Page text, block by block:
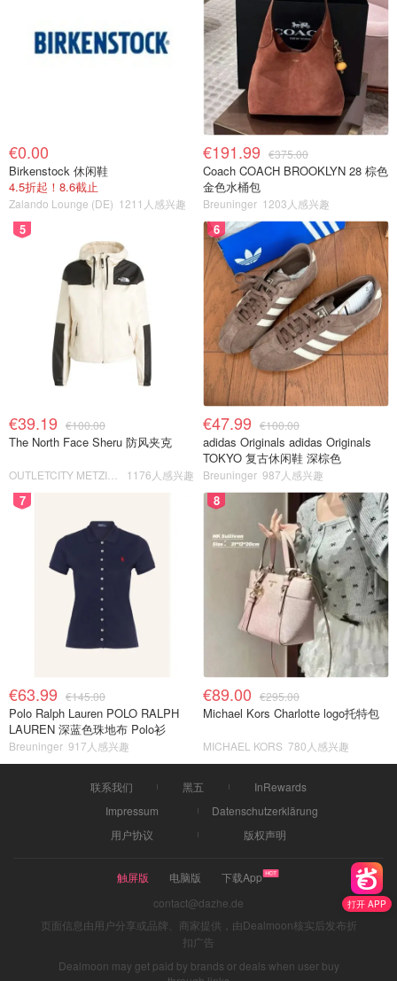
打开 APP
€0.00
Birkenstock 休闲鞋
4.5折起！8.6截止
Zalando Lounge (DE) 1211人感兴趣
€191.99 €375.00
Coach COACH BROOKLYN 28 棕色
金色水桶包
Breuninger 1203人感兴趣
5
€39.19 €100.00
The North Face Sheru 防风夹克
1176人感兴趣
6
€47.99 €100.00
adidas Originals adidas Originals
TOKYO 复古休闲鞋 深棕色
Breuninger 987人感兴趣
7
€63.99 €145.00
Polo Ralph Lauren POLO RALPH
LAUREN 深蓝色珠地布 Polo衫
Breuninger 917人感兴趣
8
€89.00 €295.00
Michael Kors Charlotte logo托特包
MICHAEL KORS 780人感兴趣
联系我们 黑五
InRewards
Impressum
Datenschutzerklärung
用户协议
版权声明
触屏版 电脑版
下载App
contact@dazhe.de
页面信息由用户分享或品牌、商家提供，由Dealmoon核实后发布折
扣广告
Dealmoon may get paid by brands or deals when user buy